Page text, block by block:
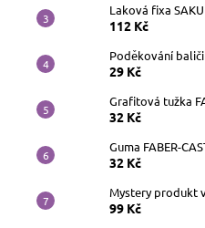
Laková fixa
112 Kč
Poděkování
29 Kč
Grafitová tužka
32 Kč
Guma FABER-
32 Kč
Mystery produkt
99 Kč